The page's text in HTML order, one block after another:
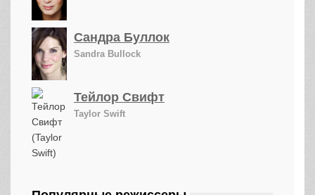
Сандра Буллок
Sandra Bullock
Тейлор Свифт
Taylor Swift